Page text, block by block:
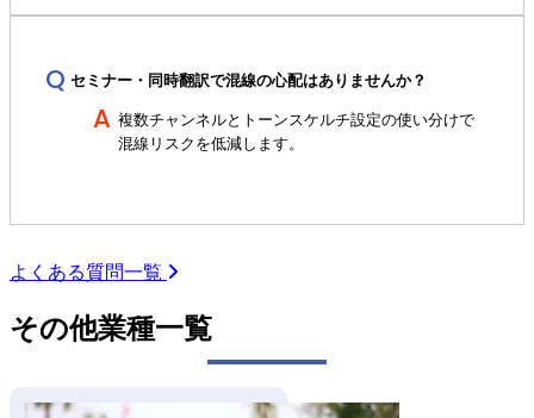
セミナー・同時翻訳で混線の心配はありませんか？
複数チャンネルとトーンスケルチ設定の使い分けで
混線リスクを低減します。
よくある質問一覧
その他業種一覧